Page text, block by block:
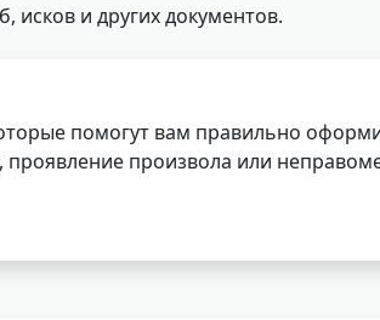
исков и других документов.
помогут вам правильно
проявление произвола или